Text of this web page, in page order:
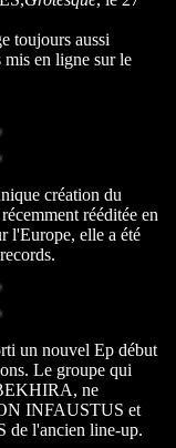
toujours aussi
mis en ligne sur le
création du
rééditée en
l'Europe, elle a été
un nouvel Ep début
Le groupe qui
ne
INFAUSTUS et
l'ancien line-up.